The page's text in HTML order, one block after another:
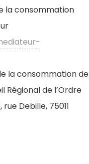
la consommation
la consommation de
Régional de l’Ordre
Debille, 75011